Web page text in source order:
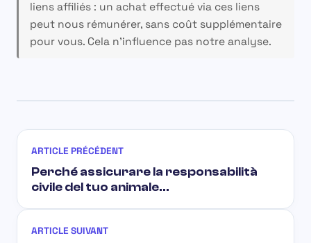
liens affiliés : un achat effectué via ces liens
peut nous rémunérer, sans coût supplémentaire
pour vous. Cela n’influence pas notre analyse.
ARTICLE PRÉCÉDENT
Perché assicurare la responsabilità
civile del tuo animale…
ARTICLE SUIVANT